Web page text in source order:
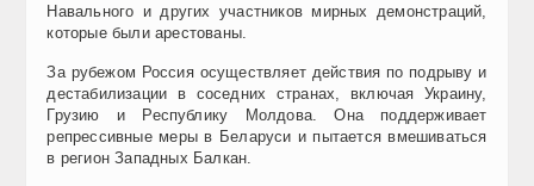
Навального и других участников мирных демонстраций,
которые были арестованы.
За рубежом Россия осуществляет действия по подрыву и
дестабилизации в соседних странах, включая Украину,
Грузию и Республику Молдова. Она поддерживает
репрессивные меры в Беларуси и пытается вмешиваться
в регион Западных Балкан.